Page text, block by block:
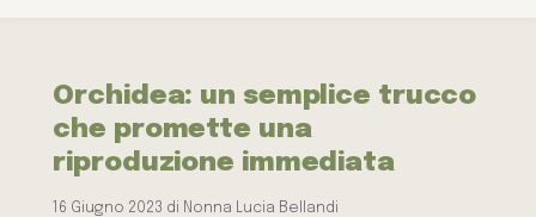
Orchidea: un semplice trucco
che promette una
riproduzione immediata
16 Giugno 2023 di Nonna Lucia Bellandi